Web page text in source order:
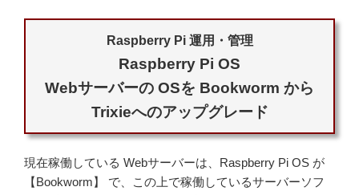
Raspberry Pi 運用・管理
Raspberry Pi OS
Webサーバーの OSを Bookworm から
Trixieへのアップグレード
現在稼働している Webサーバーは、Raspberry Pi OS が
【Bookworm】 で、この上で稼働しているサーバーソフ